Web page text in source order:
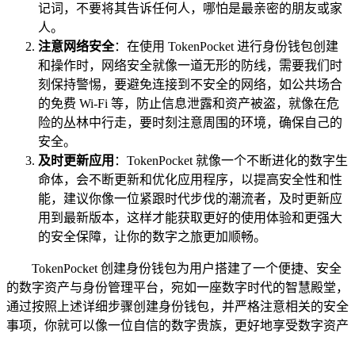
记词，不要将其告诉任何人，哪怕是最亲密的朋友或家
人。
注意网络安全：在使用 TokenPocket 进行身份钱包创建
和操作时，网络安全就像一道无形的防线，需要我们时
刻保持警惕，要避免连接到不安全的网络，如公共场合
的免费 Wi-Fi 等，防止信息泄露和资产被盗，就像在危
险的丛林中行走，要时刻注意周围的环境，确保自己的
安全。
及时更新应用 ：TokenPocket 就像一个不断进化的数字生
命体，会不断更新和优化应用程序，以提高安全性和性
能，建议你像一位紧跟时代步伐的潮流者，及时更新应
用到最新版本，这样才能获取更好的使用体验和更强大
的安全保障，让你的数字之旅更加顺畅。
TokenPocket 创建身份钱包为用户搭建了一个便捷、安全
的数字资产与身份管理平台，宛如一座数字时代的智慧殿堂，
通过按照上述详细步骤创建身份钱包，并严格注意相关的安全
事项，你就可以像一位自信的数字贵族，更好地享受数字资产